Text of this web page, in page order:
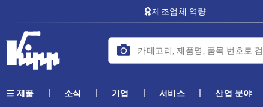
제조업체 역량
제품 소식 기업 서비스 산업 분야